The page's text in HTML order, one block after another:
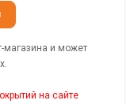
магазина и может
на сайте